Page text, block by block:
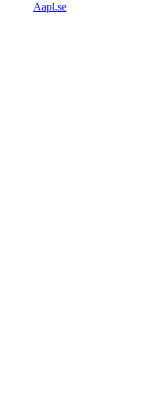
Aapl.se